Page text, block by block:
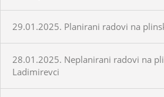
29.01.2025. Planirani radovi na
28.01.2025. Neplanirani radovi na
Ladimirevci